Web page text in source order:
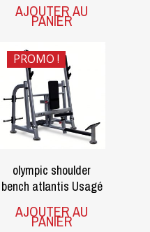
AJOUTER AU
PANIER
PROMO !
$850.00
$550.00
olympic shoulder
bench atlantis Usagé
AJOUTER AU
PANIER